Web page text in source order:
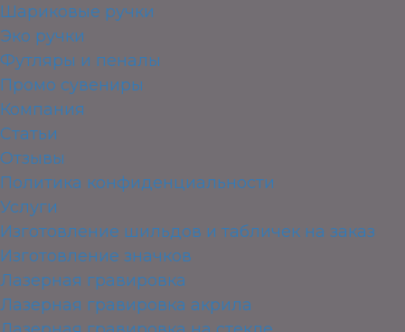
Шариковые ручки
Эко ручки
Футляры и пеналы
Промо сувениры
Компания
Статьи
Отзывы
Политика конфиденциальности
Услуги
Изготовление шильдов и табличек на заказ
Изготовление значков
Лазерная гравировка
Лазерная гравировка акрила